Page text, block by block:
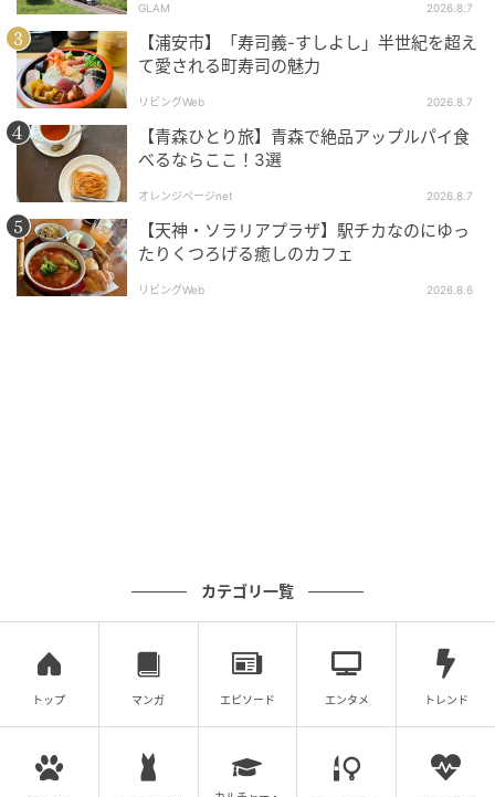
出典：リビング静岡Web
光
GLAM 2026.8.7
【浦安市】「寿司義-すしよし」半世紀を超え
て愛される町寿司の魅力
リビングWeb 2026.8.7
【青森ひとり旅】青森で絶品アップルパイ食
べるならここ！3選
オレンジページnet 2026.8.7
【天神・ソラリアプラザ】駅チカなのにゆっ
たりくつろげる癒しのカフェ
リビングWeb 2026.8.6
カテゴリ一覧
トップ マンガ エピソード エンタメ トレンド